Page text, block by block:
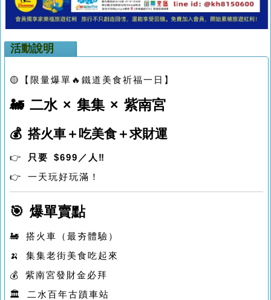
活動說明
🟡【限量爆單🔥鐵道美食祈福一日】
🚂 二水 × 集集 × 紫南宮
💰 搭火車＋吃美食＋求財運
👉 只要 $699／人‼️
👉 一天玩好玩滿！
🎯 爆單賣點
🚂 搭火車（最夯體驗）
🍌 集集老街美食吃起來
💰 紫南宮發財金必拜
🏛 二水百年古蹟車站